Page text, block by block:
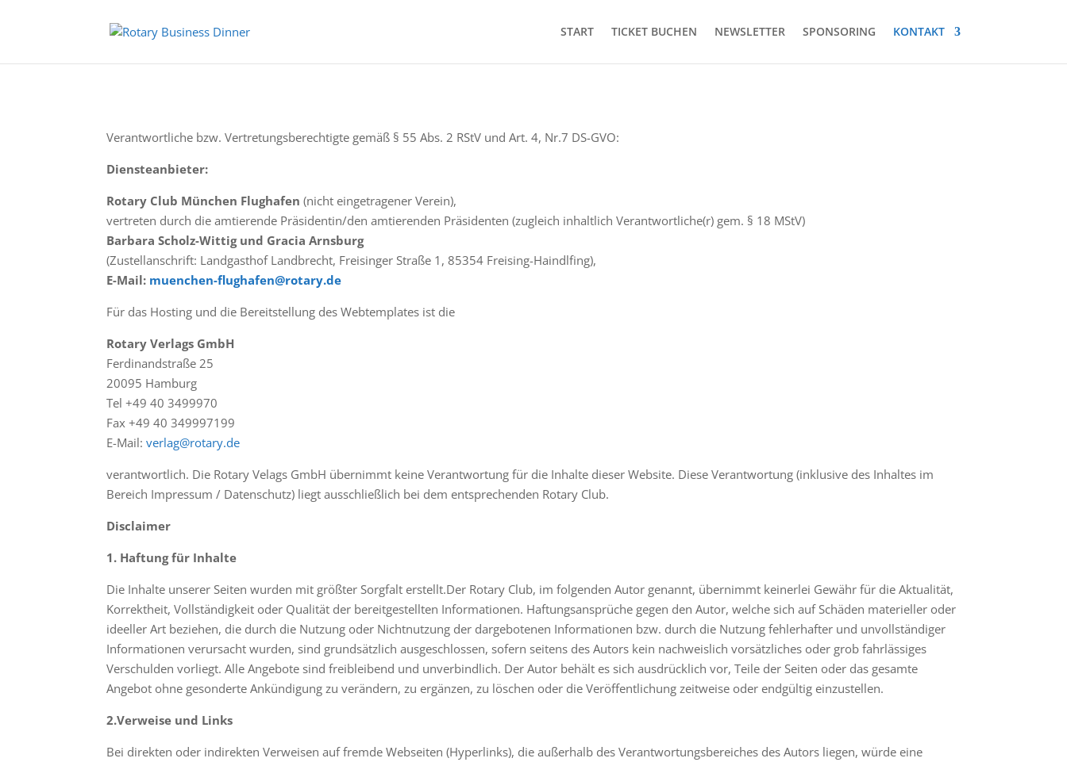
START TICKET BUCHEN NEWSLETTER SPONSORING KONTAKT
Verantwortliche bzw. Vertretungsberechtigte gemäß § 55 Abs. 2 RStV und Art. 4, Nr.7 DS-GVO:
Diensteanbieter:
Rotary Club München Flughafen(nicht eingetragener Verein),
vertreten durch die amtierende Präsidentin/den amtierenden Präsidenten (zugleich inhaltlich Verantwortliche(r) gem. § 18 MStV)
Barbara Scholz-Wittig und Gracia Arnsburg
(Zustellanschrift: Landgasthof Landbrecht, Freisinger Straße 1, 85354 Freising-Haindlfing),
E-Mail: muenchen-flughafen@rotary.de
Für das Hosting und die Bereitstellung des Webtemplates ist die
Rotary Verlags GmbH
Ferdinandstraße 25
20095 Hamburg
Tel +49 40 3499970
Fax +49 40 349997199
E-Mail:verlag@rotary.de
verantwortlich. Die Rotary Velags GmbH übernimmt keine Verantwortung für die Inhalte dieser Website. Diese Verantwortung (inklusive des Inhaltes im
Bereich Impressum / Datenschutz) liegt ausschließlich bei dem entsprechenden Rotary Club.
Disclaimer
1. Haftung für Inhalte
Die Inhalte unserer Seiten wurden mit größter Sorgfalt erstellt.Der Rotary Club, im folgenden Autor genannt, übernimmt keinerlei Gewähr für die Aktualität,
Korrektheit, Vollständigkeit oder Qualität der bereitgestellten Informationen. Haftungsansprüche gegen den Autor, welche sich auf Schäden materieller oder
ideeller Art beziehen, die durch die Nutzung oder Nichtnutzung der dargebotenen Informationen bzw. durch die Nutzung fehlerhafter und unvollständiger
Informationen verursacht wurden, sind grundsätzlich ausgeschlossen, sofern seitens des Autors kein nachweislich vorsätzliches oder grob fahrlässiges
Verschulden vorliegt. Alle Angebote sind freibleibend und unverbindlich. Der Autor behält es sich ausdrücklich vor, Teile der Seiten oder das gesamte
Angebot ohne gesonderte Ankündigung zu verändern, zu ergänzen, zu löschen oder die Veröffentlichung zeitweise oder endgültig einzustellen.
2.Verweise und Links
Bei direkten oder indirekten Verweisen auf fremde Webseiten (Hyperlinks), die außerhalb des Verantwortungsbereiches des Autors liegen, würde eine